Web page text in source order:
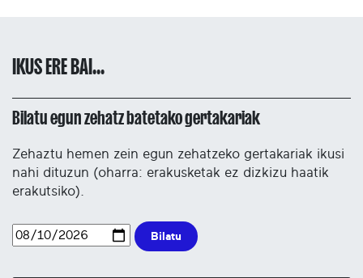
IKUS ERE BAI...
Bilatu egun zehatz batetako gertakariak
Zehaztu hemen zein egun zehatzeko gertakariak ikusi
nahi dituzun (oharra: erakusketak ez dizkizu haatik
erakutsiko).
Bilatu